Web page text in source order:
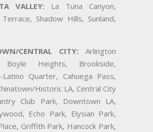
VALLEY: La Tuna Canyon,
Shadow Hills, Sunland,
CENTRAL CITY: Arlington
Boyle Heights, Brookside,
Latino Quarter, Cahuega Pass,
Historic LA, Central City
Club Park, Downtown LA,
Echo Park, Elysian Park,
Griffith Park, Hancock Park,